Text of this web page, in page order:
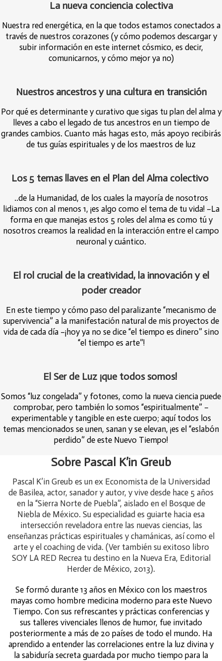
La nueva conciencia colectiva
Nuestra red energética, en la que todos estamos conectados a
través de nuestros corazones (y cómo podemos descargar y
subir información en este internet cósmico, es decir,
comunicarnos, y cómo mejor ya no)
Nuestros ancestros y una cultura en transición
Por qué es determinante y curativo que sigas tu plan del alma y
lleves a cabo el legado de tus ancestros en un tiempo de
grandes cambios. Cuanto más hagas esto, más apoyo recibirás
de tus guías espirituales y de los maestros de luz
Los 5 temas llaves en el Plan del Alma colectivo
..de la Humanidad, de los cuales la mayoría de nosotros
lidiamos con al menos 1, ¡es algo como el tema de tu vida! –La
forma en que manejas estos 5 roles del alma es como tú y
nosotros creamos la realidad en la interacción entre el campo
neuronal y cuántico.
El rol crucial de la creatividad, la innovación y el
poder creador
En este tiempo y cómo paso del paralizante “mecanismo de
supervivencia” a la manifestación natural de mis proyectos de
vida de cada día –¡hoy ya no se dice “el tiempo es dinero” sino
“el tiempo es arte”!
El Ser de Luz ¡que todos somos!
Somos “luz congelada” y fotones, como la nueva ciencia puede
comprobar, pero también lo somos “espiritualmente” –
experimentable y tangible en este cuerpo; aquí todos los
temas mencionados se unen, sanan y se elevan, ¡es el “eslabón
perdido” de este Nuevo Tiempo!
Sobre Pascal K’in Greub
Pascal K’in Greub es un ex Economista de la Universidad
de Basilea, actor, sanador y autor, y vive desde hace 5 años
en la “Sierra Norte de Puebla”, aislado en el Bosque de
Niebla de México. Su especialidad es guiarte hacia esa
intersección reveladora entre las nuevas ciencias, las
enseñanzas prácticas espirituales y chamánicas, así como el
arte y el coaching de vida. (Ver también su exitoso libro
SOY LA RED Recrea tu destino en la Nueva Era, Editorial
Herder de México, 2013).
Se formó durante 13 años en México con los maestros
mayas como hombre medicina moderno para este Nuevo
Tiempo. Con sus refrescantes y prácticas conferencias y
sus talleres vivenciales llenos de humor, fue invitado
posteriormente a más de 20 países de todo el mundo. Ha
aprendido a entender las correlaciones entre la luz divina y
la sabiduría secreta guardada por mucho tiempo para la